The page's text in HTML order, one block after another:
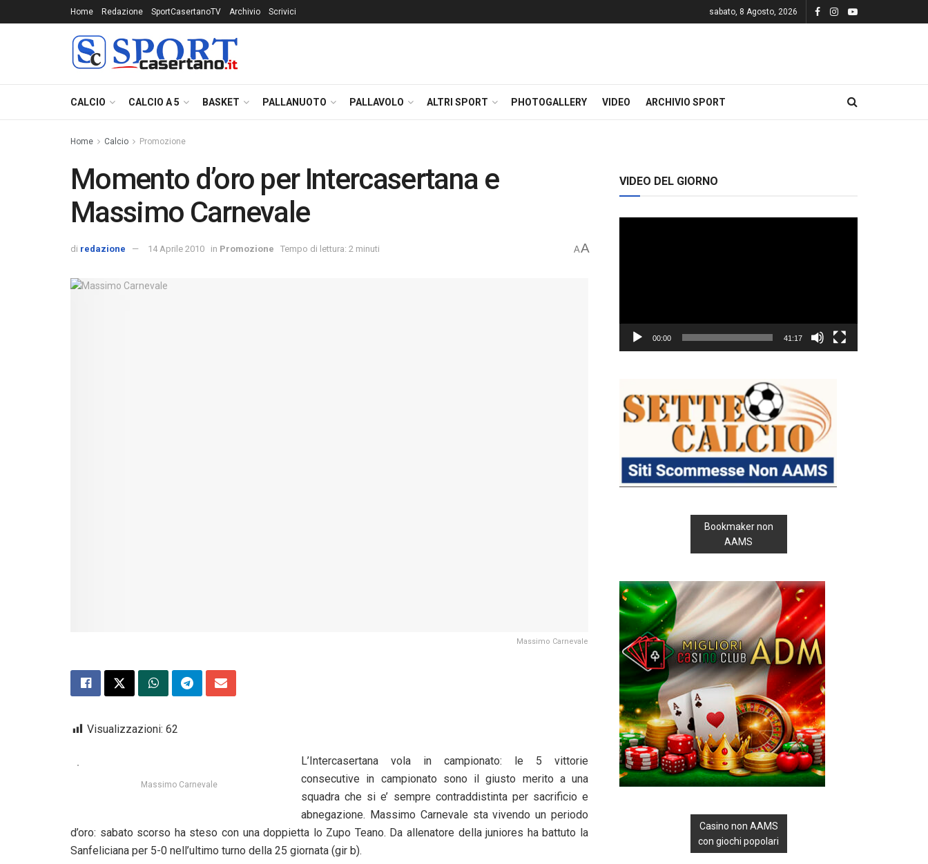
Home Redazione SportCasertanoTV Archivio Scrivici sabato, 8 Agosto, 2026
CALCIO CALCIO A 5 BASKET PALLANUOTO PALLAVOLO ALTRI SPORT PHOTOGALLERY VIDEO ARCHIVIO SPORT
Home Calcio Promozione
Momento d’oro per Intercasertana e
Massimo Carnevale
di redazione 14 Aprile 2010 in Promozione Tempo di lettura: 2 minuti AA
Massimo Carnevale
Visualizzazioni: 62
Massimo Carnevale
L’Intercasertana vola in campionato: le 5 vittorie
consecutive in campionato sono il giusto merito a una
squadra che si e’ sempre contraddistinta per sacrificio e
abnegazione. Massimo Carnevale sta vivendo un periodo
d’oro: sabato scorso ha steso con una doppietta lo Zupo Teano. Da allenatore della juniores ha battuto la
Sanfeliciana per 5-0 nell’ultimo turno della 25 giornata (gir b).
VIDEO DEL GIORNO
00:00 41:17
Bookmaker non
AAMS
Casino non AAMS
con giochi popolari